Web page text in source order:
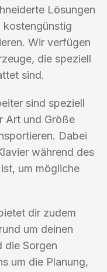
Lösungen
kostengünstig
Wir verfügen
die speziell
sind.
sind speziell
Art und Größe
Dabei
während des
um mögliche
dir zudem
um deinen
die Sorgen
um die Planung,